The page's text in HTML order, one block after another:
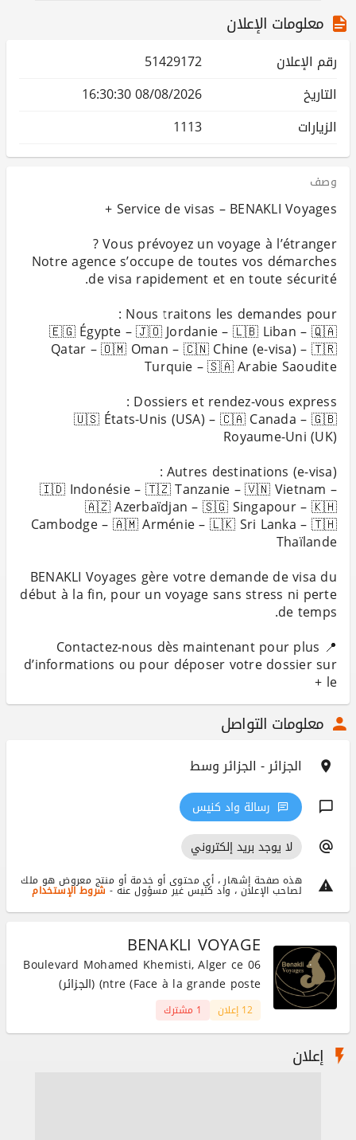
معلومات الإعلان
رقم الإعلان
51429172
التاريخ
08/08/2026 16:30:30
الزيارات
1113
وصف
Notre agence s’occupe de toutes vos démarches
🇪🇬 Égypte – 🇯🇴 Jordanie – 🇱🇧 Liban – 🇶🇦
Qatar – 🇴🇲 Oman – 🇨🇳 Chine (e-visa) – 🇹🇷
🇺🇸 États-Unis (USA) – 🇨🇦 Canada – 🇬🇧
🇮🇩 Indonésie – 🇹🇿 Tanzanie – 🇻🇳 Vietnam –
🇦🇿 Azerbaïdjan – 🇸🇬 Singapour – 🇰🇭
Cambodge – 🇦🇲 Arménie – 🇱🇰 Sri Lanka – 🇹🇭
BENAKLI Voyages gère votre demande de visa du
début à la fin, pour un voyage sans stress ni perte
📍 Contactez-nous dès maintenant pour plus
d’informations ou pour déposer votre dossier sur
le +
معلومات التواصل
الجزائر - الجزائر وسط
رسالة واد كنيس
لا يوجد بريد إلكتروني
هذه صفحة إشهار ، أي محتوى أو خدمة أو منتج معروض هو ملك
لصاحب الإعلان ، واد كنيس غير مسؤول عنه - شروط الإستخدام
BENAKLI VOYAGE
06 Boulevard Mohamed Khemisti, Alger ce
ntre (Face à la grande poste) (الجزائر)
12 إعلان 1 مشترك
إعلان